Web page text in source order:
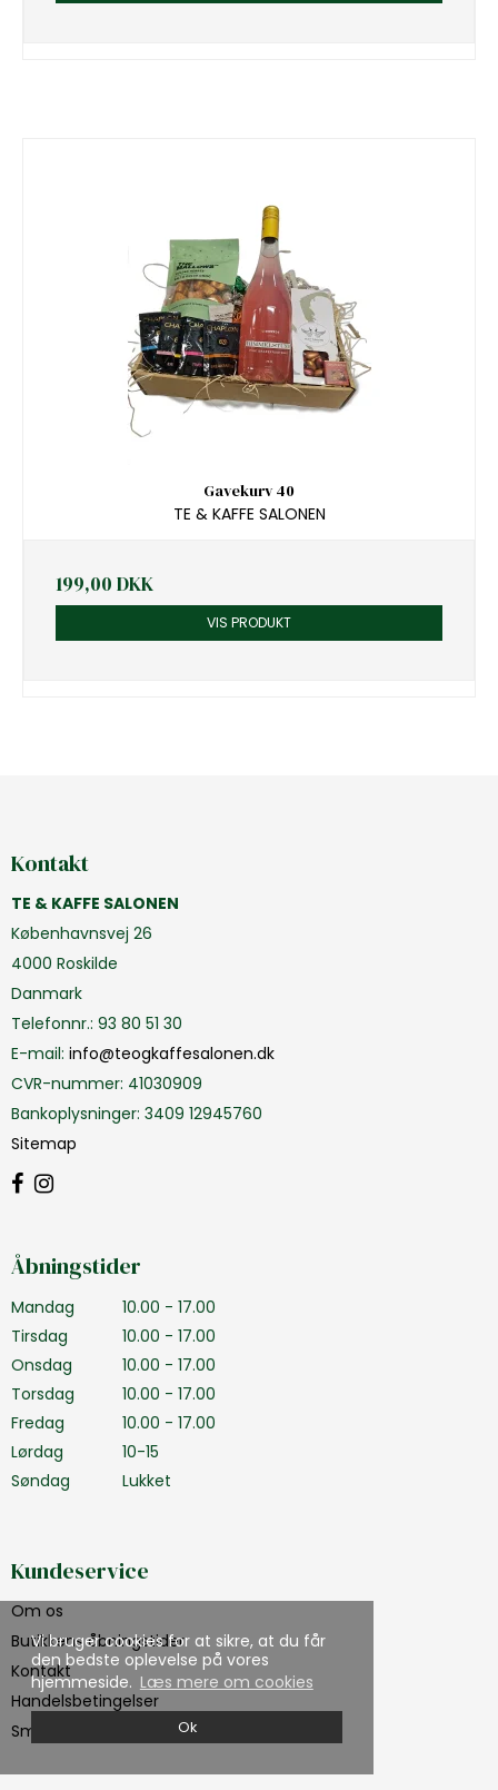
Vi bruger cookies for at sikre, at du får
den bedste oplevelse på vores
hjemmeside. Læs mere om cookies
Ok
Gavekurv 40
TE & KAFFE SALONEN
199,00 DKK
VIS PRODUKT
Kontakt
TE & KAFFE SALONEN
Københavnsvej 26
4000 Roskilde
Danmark
Telefonnr.: 93 80 51 30
E-mail: info@teogkaffesalonen.dk
CVR-nummer: 41030909
Bankoplysninger: 3409 12945760
Sitemap
Åbningstider
Mandag
10.00 - 17.00
Tirsdag
10.00 - 17.00
Onsdag
10.00 - 17.00
Torsdag
10.00 - 17.00
Fredag
10.00 - 17.00
Lørdag
10-15
Søndag
Lukket
Kundeservice
Om os
Butikkens åbningstider
Kontakt
Handelsbetingelser
Smiley rapport